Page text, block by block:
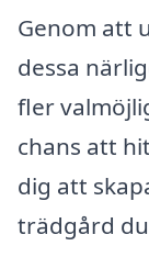
Genom att
dessa
fler
chans att
dig att
trädgård